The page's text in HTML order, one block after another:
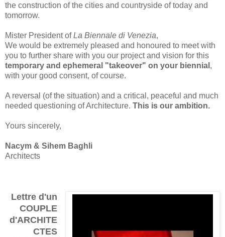
the construction of the cities and countryside of today and
tomorrow.
Mister President ofLa Biennale di Venezia,
We would be extremely pleased and honoured to meet with
you to further share with you our project and vision for this
temporary and ephemeral "takeover" on your biennial ,
with your good consent, of course.
A reversal (of the situation) and a critical, peaceful and much
needed questioning of Architecture. This is our ambition.
Yours sincerely,
Nacym & Sihem Baghli
Architects
Lettre d'un
COUPLE
d'ARCHITE
CTES